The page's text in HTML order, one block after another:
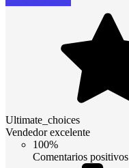
Ultimate_choices
Vendedor excelente
100%
Comentarios positivos